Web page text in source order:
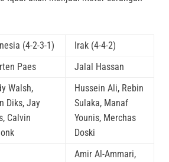
(4-2-3-1)
Irak (4-4-2)
Paes Jalal Hassan
Walsh,
Diks, Jay
Calvin
Hussein Ali, Rebin
Sulaka, Manaf
Younis, Merchas
Doski
Amir Al-Ammari,